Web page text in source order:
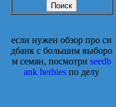
если нужен обзор про си
дбанк с большим выборо
м семян, посмотри seedb
ank herbiesпо делу